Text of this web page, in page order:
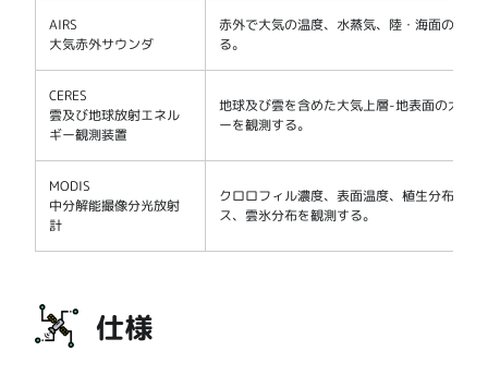
AIRS
大気赤外サウンダ
赤外で大気の温度、水蒸気、陸・海面の温度
る。
CERES
雲及び地球放射エネル
ギー観測装置
地球及び雲を含めた大気上層-地表面の大気
ーを観測する。
MODIS
中分解能撮像分光放射
計
クロロフィル濃度、表面温度、植生分布、植
ス、雲氷分布を観測する。
仕様